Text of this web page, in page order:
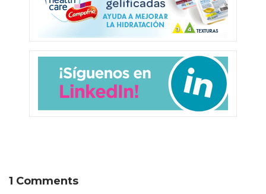
1 Comments